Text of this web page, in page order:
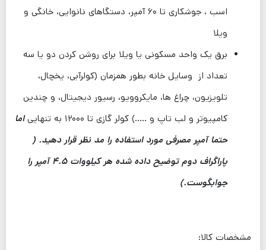
اسب ، جوشکاری تا ۶۰ آمپر، دستگاهای نانوایی، خانگی و
ویلا
برق یک واحد مسکونی یا ویلا برای روشن کردن دو یا سه
تعداد از وسایل خانه بطور همزمان (کولرآبی، یخچال،
تلویزیون، چراغ ها، مایکروویو، رسیور دیجیتال، و چندین
کامپیوتر و لب تاپ و …..) کولر گازی تا ۱۲۰۰۰ به تنهایی
اما
حتما آمپر مصرفی مورد استفاده را مد نظر قرار دهید. (
پاراگراف دوم توضیح داده شده هر کیلووات ۴.۵ آمپر را
جوابگوست.)
مشخصات کالا: